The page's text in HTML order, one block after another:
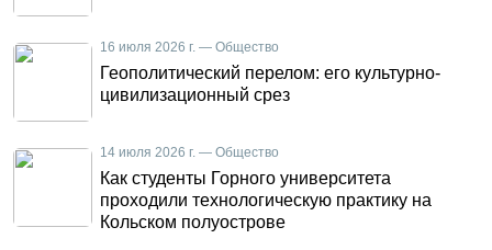
16 июля 2026 г. — Общество
Геополитический перелом: его культурно-
цивилизационный срез
14 июля 2026 г. — Общество
Как студенты Горного университета
проходили технологическую практику на
Кольском полуострове